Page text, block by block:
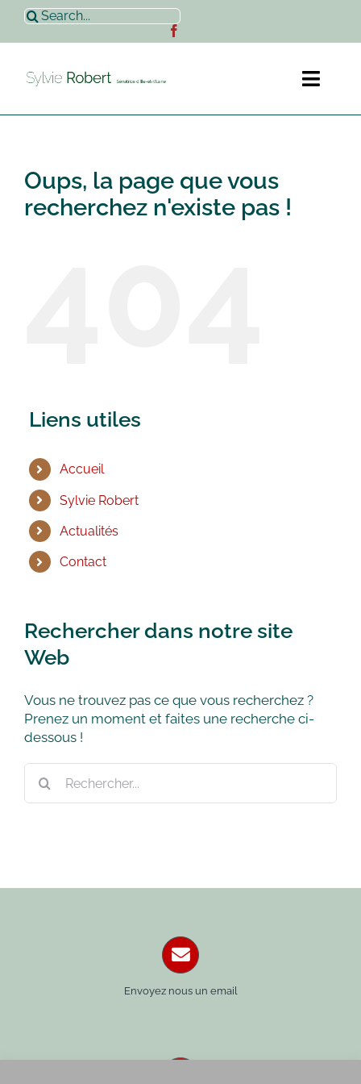
Passer
contenu
Rechercher:
Sylvie Robert
Oups, la page que vous
recherchez n'existe pas !
Liens utiles
Accueil
Sylvie Robert
Actualités
Contact
Rechercher dans notre site
Web
Vous ne trouvez pas ce que vous recherchez ?
Prenez un moment et faites une recherche ci-
dessous !
Envoyez nous un email